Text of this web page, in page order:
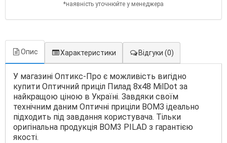
*наявність уточнюйте у менеджера
Опис Характеристики Відгуки (0)
У магазині Оптикс-Про є можливість вигідно
купити Оптичний приціл Пилад 8х48 MilDot за
найкращою ціною в Україні. Завдяки своїм
технічним даним Оптичні приціли ВОМЗ ідеально
підходить під завдання користувача. Тільки
оригінальна продукція ВОМ3 PILAD з гарантією
якості.